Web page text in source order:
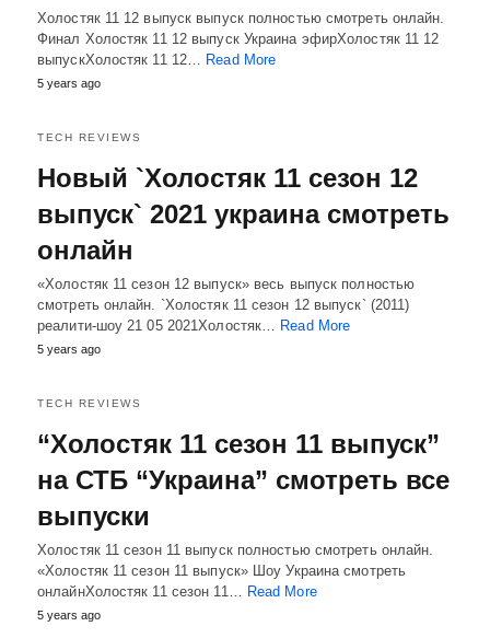
Холостяк 11 12 выпуск выпуск полностью смотреть онлайн.
Финал Холостяк 11 12 выпуск Украина эфирХолостяк 11 12
выпускХолостяк 11 12… Read More
5 years ago
TECH REVIEWS
Новый `Холостяк 11 сезон 12
выпуск` 2021 украина смотреть
онлайн
«Холостяк 11 сезон 12 выпуск» весь выпуск полностью
смотреть онлайн. `Холостяк 11 сезон 12 выпуск` (2011)
реалити-шоу 21 05 2021Холостяк… Read More
5 years ago
TECH REVIEWS
“Холостяк 11 сезон 11 выпуск”
на СТБ “Украина” смотреть все
выпуски
Холостяк 11 сезон 11 выпуск полностью смотреть онлайн.
«Холостяк 11 сезон 11 выпуск» Шоу Украина смотреть
онлайнХолостяк 11 сезон 11… Read More
5 years ago